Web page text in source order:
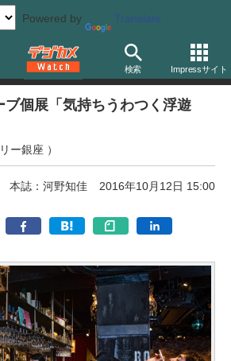
Powered by Translate
検索 Impressサイト
ブ個展「気持ちうわつく浮遊
ー銀座 ）
本誌：河野知佳 2016年10月12日 15:00